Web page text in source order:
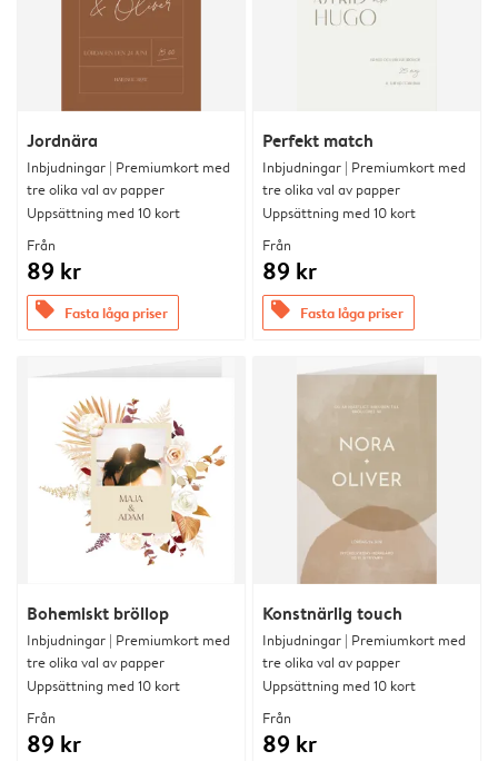
Jordnära
Inbjudningar | Premiumkort med
tre olika val av papper
Uppsättning med 10 kort
Från
89 kr
offers Fasta låga priser
Perfekt match
Inbjudningar | Premiumkort med
tre olika val av papper
Uppsättning med 10 kort
Från
89 kr
offers Fasta låga priser
Bohemiskt bröllop
Inbjudningar | Premiumkort med
tre olika val av papper
Uppsättning med 10 kort
Från
89 kr
Konstnärlig touch
Inbjudningar | Premiumkort med
tre olika val av papper
Uppsättning med 10 kort
Från
89 kr